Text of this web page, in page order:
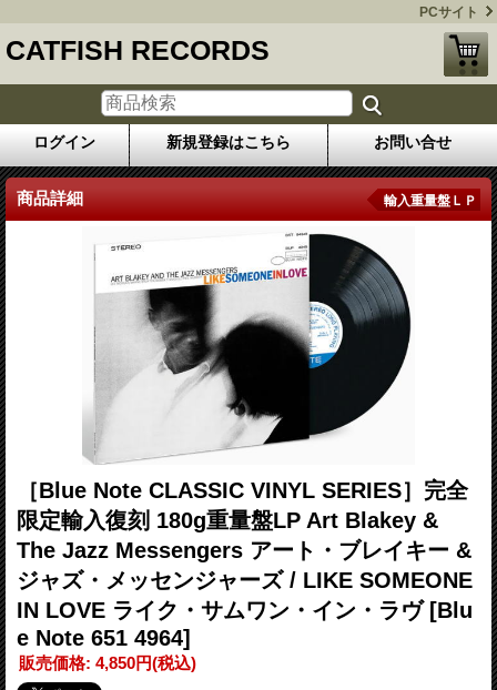
PCサイト
CATFISH RECORDS
ログイン 新規登録はこちら お問い合せ
商品詳細 輸入重量盤ＬＰ
［Blue Note CLASSIC VINYL SERIES］完全
限定輸入復刻 180g重量盤LP Art Blakey &
The Jazz Messengers アート・ブレイキー &
ジャズ・メッセンジャーズ / LIKE SOMEONE
IN LOVE ライク・サムワン・イン・ラヴ [Blu
e Note 651 4964]
販売価格: 4,850円(税込)